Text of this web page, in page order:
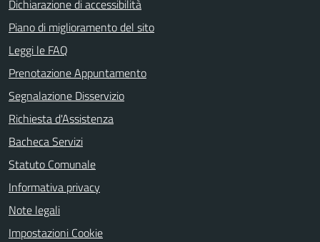
Dichiarazione di accessibilità
Piano di miglioramento del sito
Leggi le FAQ
Prenotazione Appuntamento
Segnalazione Disservizio
Richiesta d'Assistenza
Bacheca Servizi
Statuto Comunale
Informativa privacy
Note legali
Impostazioni Cookie